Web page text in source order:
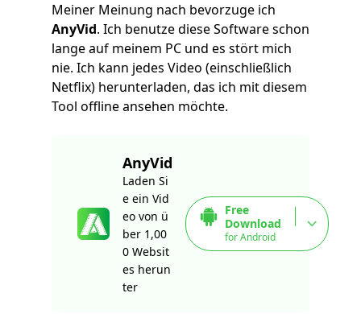
Meiner Meinung nach bevorzuge ich
AnyVid. Ich benutze diese Software schon
lange auf meinem PC und es stört mich
nie. Ich kann jedes Video (einschließlich
Netflix) herunterladen, das ich mit diesem
Tool offline ansehen möchte.
AnyVid
Laden Si
e ein Vid
eo von ü
ber 1,00
0 Websit
es herun
ter
Free
Download
for Android